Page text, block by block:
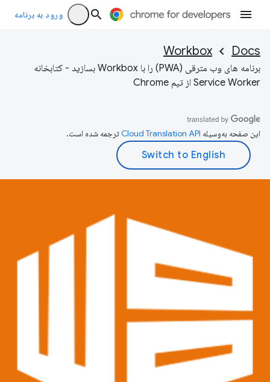
ورود به برنامه
Docs
Workbox
برنامه های وب مترقی (PWA) را با Workbox بسازید - کتابخانه
Service Worker از تیم Chrome
این صفحه به‌وسیله ترجمه شده است.